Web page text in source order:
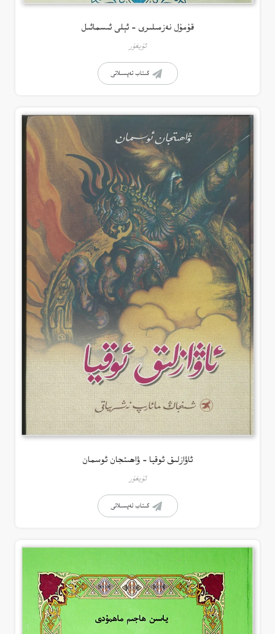
قۇمۇل نەزمىلىرى – ئېلى ئىسمائىل
ئۇيغۇر
كىتاب تەپسىلاتى
ئاۋازلىق ئوقيا – ۋاھىتجان ئوسمان
ئۇيغۇر
كىتاب تەپسىلاتى